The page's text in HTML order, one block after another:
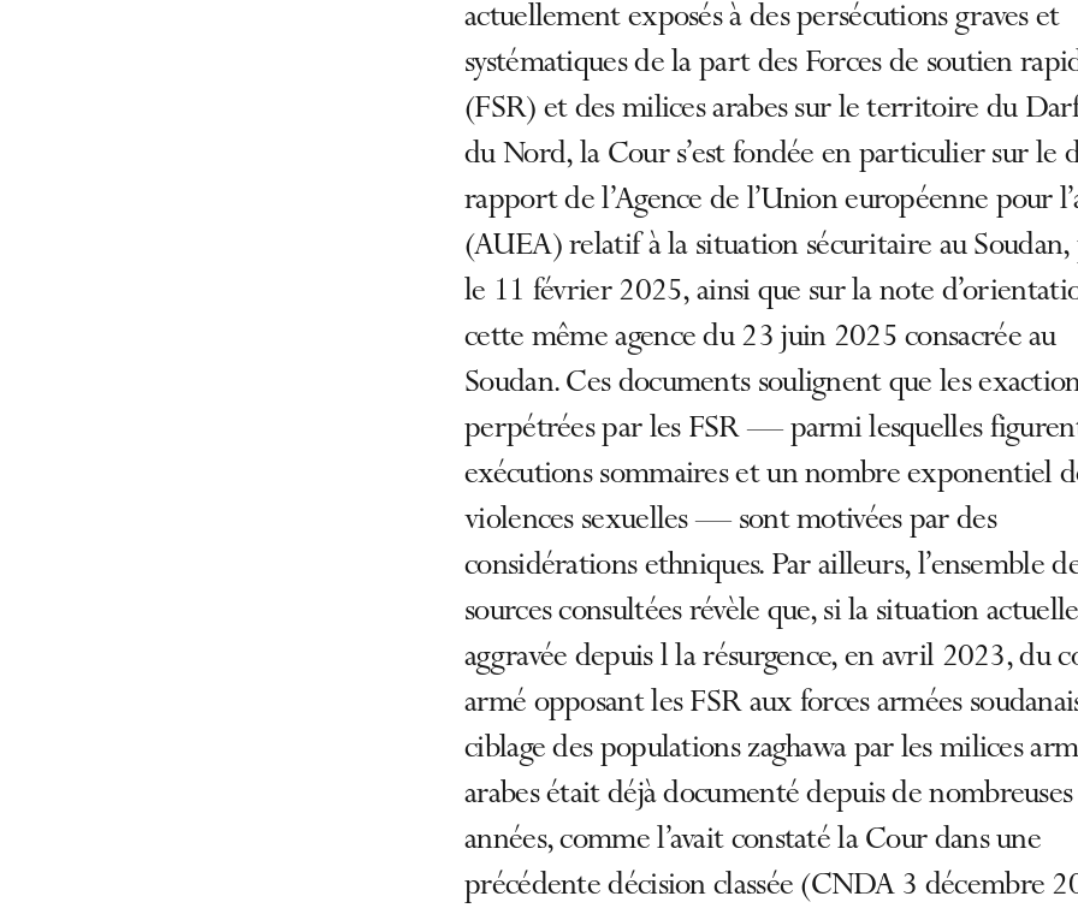
actuellement exposés à des persécutions graves et
systématiques de la part des Forces de soutien
(FSR) et des milices arabes sur le territoire du
du Nord, la Cour s’est fondée en particulier sur le
rapport de l’Agence de l’Union européenne pour
(AUEA) relatif à la situation sécuritaire au
le 11 février 2025, ainsi que sur la note
cette même agence du 23 juin 2025 consacrée au
Soudan. Ces documents soulignent que les
perpétrées par les FSR — parmi lesquelles
exécutions sommaires et un nombre exponentiel
violences sexuelles — sont motivées par des
considérations ethniques. Par ailleurs, l’ensemble
sources consultées révèle que, si la situation actuelle
aggravée depuis l la résurgence, en avril 2023, du
armé opposant les FSR aux forces armées
ciblage des populations zaghawa par les milices
arabes était déjà documenté depuis de nombreuses
années, comme l’avait constaté la Cour dans une
précédente décision classée (CNDA 3 décembre